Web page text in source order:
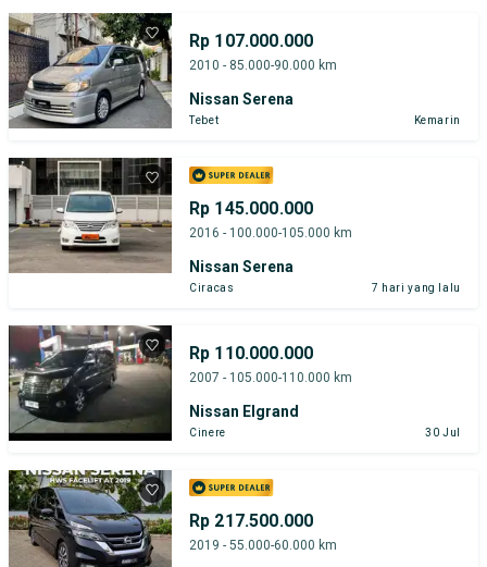
Rp 107.000.000
2010 - 85.000-90.000 km
Nissan Serena
Tebet Kemarin
Rp 145.000.000
2016 - 100.000-105.000 km
Nissan Serena
Ciracas 7 hari yang lalu
Rp 110.000.000
2007 - 105.000-110.000 km
Nissan Elgrand
Cinere 30 Jul
Rp 217.500.000
2019 - 55.000-60.000 km